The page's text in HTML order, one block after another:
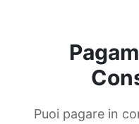
Puoi pagare in